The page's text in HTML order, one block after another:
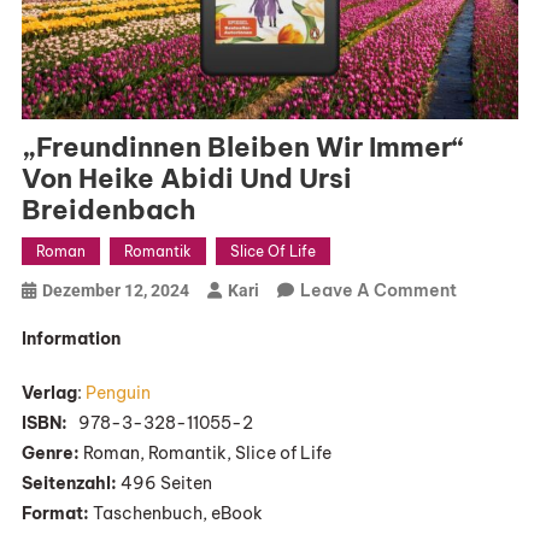
„Freundinnen Bleiben Wir Immer“
Von Heike Abidi Und Ursi
Breidenbach
Roman Romantik Slice Of Life
Dezember 12, 2024 Kari Leave A CommentOn
Information
Verlag: Penguin
ISBN: ‎ ‎ 978-3-328-11055-2
Genre: Roman, Romantik, Slice of Life
Seitenzahl: 496 Seiten
Format: Taschenbuch, eBook